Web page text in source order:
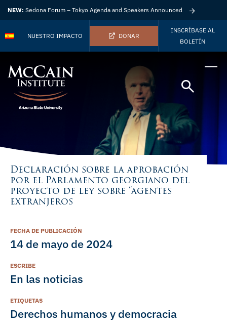
NEW: Sedona Forum – Tokyo Agenda and Speakers Announced
NUESTRO IMPACTO DONAR
INSCRÍBASE AL
BOLETÍN
Declaración sobre la aprobación
por el Parlamento georgiano del
proyecto de ley sobre “agentes
extranjeros
FECHA DE PUBLICACIÓN
14 de mayo de 2024
ESCRIBE
En las noticias
ETIQUETAS
Derechos humanos y democracia